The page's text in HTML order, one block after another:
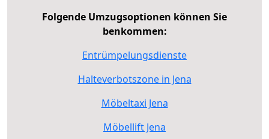
Folgende Umzugsoptionen können Sie
benkommen:
Entrümpelungsdienste
Halteverbotszone in Jena
Möbeltaxi Jena
Möbellift Jena